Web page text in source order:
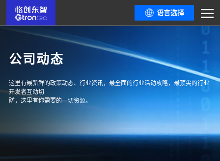
语言选择
公司动态
这里有最新鲜的政策动态、行业资讯，最全面的行业活动攻略，最顶尖的行业
开发者互动切
磋，这里有你需要的一切资源。